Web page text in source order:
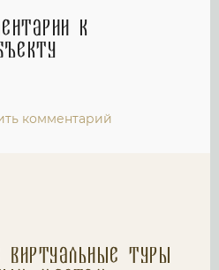
к
комментарий
Виртуальные туры